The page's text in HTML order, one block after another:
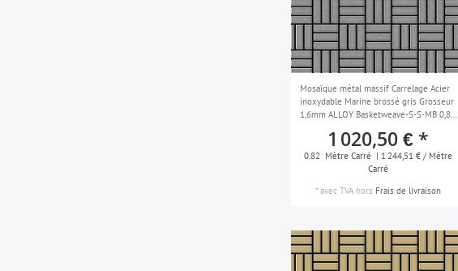
Mosaïque métal massif Carrelage Acier
inoxydable Marine brossé gris Grosseur
1,6mm ALLOY Basketweave-S-S-MB 0,82
1 020,50 € *
0.82 Mètre Carré | 1 244,51 € / Mètre
Carré
*avec TVA hors Frais de livraison